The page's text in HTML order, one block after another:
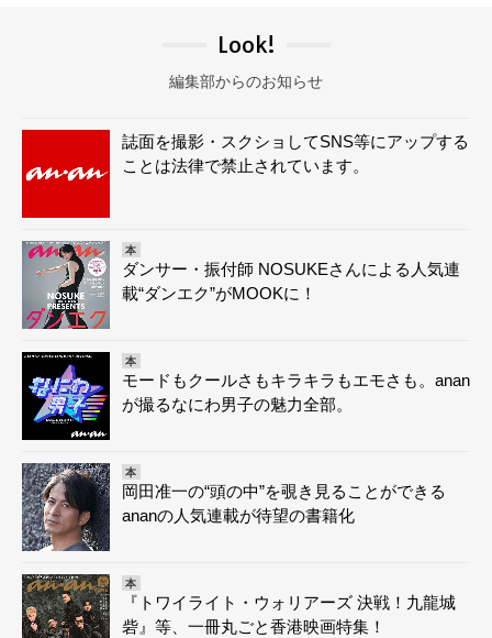
Look!
編集部からのお知らせ
誌面を撮影・スクショしてSNS等にアップする
ことは法律で禁止されています。
本
ダンサー・振付師 NOSUKEさんによる人気連
載“ダンエク”がMOOKに！
本
モードもクールさもキラキラもエモさも。anan
が撮るなにわ男子の魅力全部。
本
岡田准一の“頭の中”を覗き見ることができる
ananの人気連載が待望の書籍化
本
『トワイライト・ウォリアーズ 決戦！九龍城
砦』等、一冊丸ごと香港映画特集！